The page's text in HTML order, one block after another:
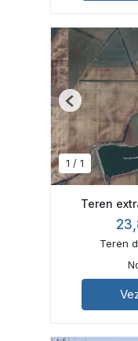
1 / 1
Previous
Teren
Teren